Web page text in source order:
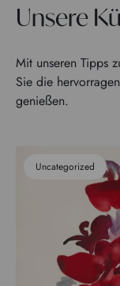
Unsere
Mit unseren Tipps
Sie die
genießen.
Uncategorized